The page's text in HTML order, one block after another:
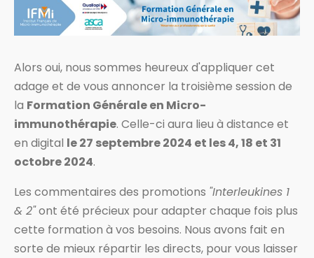
Alors oui, nous sommes heureux d'appliquer cet
adage et de vous annoncer la troisième session de
la Formation Générale en Micro-
immunothérapie. Celle-ci aura lieu à distance et
en digital le 27 septembre 2024 et les 4, 18 et 31
octobre 2024.
Les commentaires des promotions "Interleukines 1
& 2"ont été précieux pour adapter chaque fois plus
cette formation à vos besoins. Nous avons fait en
sorte de mieux répartir les directs, pour vous laisser